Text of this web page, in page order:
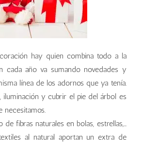
hay quien combina todo a la
cada año va sumando novedades y
línea de los adornos que ya tenía.
iluminación y cubrir el pie del árbol es
necesitamos.
fibras naturales en bolas, estrellas,…
al natural aportan un extra de